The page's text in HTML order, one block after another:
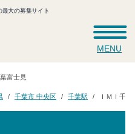
大の募集サイト
MENU
富士見
千葉市 中央区 千葉駅 ＩＭＩ千